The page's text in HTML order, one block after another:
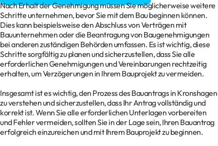
Nach Erhalt der Genehmigung müssen Sie möglicherweise weitere
Schritte unternehmen, bevor Sie mit dem Bau beginnen können.
Dies kann beispielsweise den Abschluss von Verträgen mit
Bauunternehmen oder die Beantragung von Baugenehmigungen
bei anderen zuständigen Behörden umfassen. Es ist wichtig, diese
Schritte sorgfältig zu planen und sicherzustellen, dass Sie alle
erforderlichen Genehmigungen und Vereinbarungen rechtzeitig
erhalten, um Verzögerungen in Ihrem Bauprojekt zu vermeiden.
Insgesamt ist es wichtig, den Prozess des Bauantrags in Kronshagen
zu verstehen und sicherzustellen, dass Ihr Antrag vollständig und
korrekt ist. Wenn Sie alle erforderlichen Unterlagen vorbereiten
und Fehler vermeiden, sollten Sie in der Lage sein, Ihren Bauantrag
erfolgreich einzureichen und mit Ihrem Bauprojekt zu beginnen.